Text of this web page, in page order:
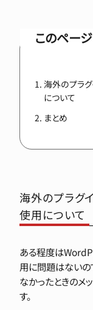
このペー
海外のプラ
について
まとめ
海外のプラグ
使用について
ある程度は
用に問題はないの
なかったときのメ
す。